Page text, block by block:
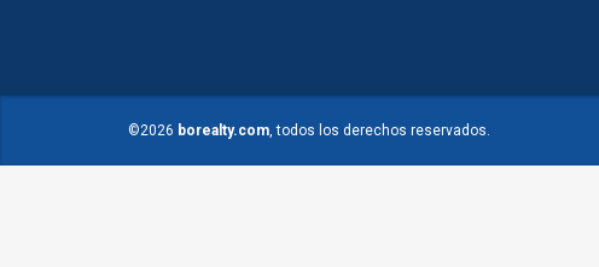
©2026 borealty.com, todos los derechos reservados.